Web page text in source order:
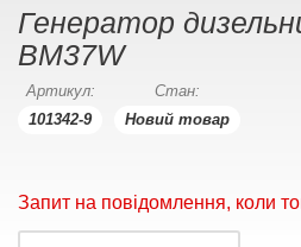
Генератор
BM37W
Артикул:
101342-9
Стан:
Новий товар
Запит на повідомлення, коли